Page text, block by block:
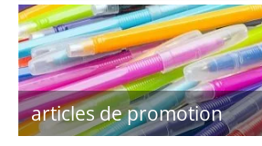
articles de promotion